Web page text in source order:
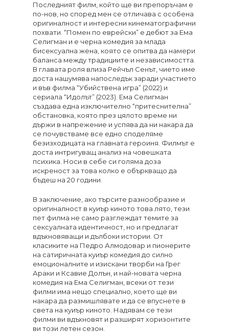
Последният филм, който ще ви препоръчам е
по-нов, но според мен се отличава с особена
оригиналност и интересни кинематографични
похвати. “Помен по еврейски” е дебют за Ема
Селигман и е черна комедия за млада
бисексуална жена, която се опитва да намери
баланса между традициите и независимостта.
В главата роля влиза Рейчъл Сенът, чието име
доста нашумява напоследък заради участието
и във филма “Убийствена игра” (2022) и
сериала “Идолът” (2023). Ема Селигман
създава една изключително “притеснителна”
обстановка, която през цялото време ни
държи в напрежение и успява да ни накара да
се почувстваме все едно споделяме
безизходицата на главната героиня. Филмът е
доста интригуващ анализ на човешката
психика. Носи в себе си голяма доза
искреност за това колко е объркващо да
бъдеш на 20 години.
В заключение, ако търсите разнообразие и
оригиналност в куиър киното това лято, тези
пет филма не само разглеждат темите за
сексуалната идентичност, но и предлагат
вдъхновяващи и дълбоки истории. От
класиките на Педро Алмодовар и пионерите
на сатиричната куиър комедия до силно
емоционалните и изискани творби на Грег
Араки и Ксавие Долън, и най-новата черна
комедия на Ема Селигман, всеки от тези
филми има нещо специално, което ще ви
накара да размишлявате и да се впуснете в
света на куиър киното. Надявам се тези
филми ви вдъхновят и разширят хоризонтите
ви този летен сезон.